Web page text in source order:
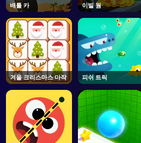
배틀 카 이빌 웜
겨울 크리스마스 마작 피쉬 트릭